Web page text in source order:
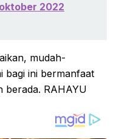
2022
mudah-
bagi ini bermanfaat
berada. RAHAYU